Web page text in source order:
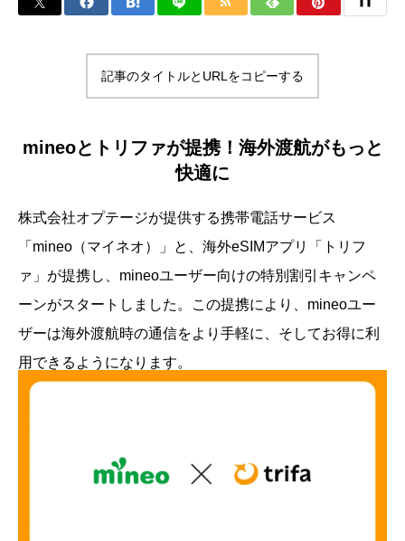
記事のタイトルとURLをコピーする
mineoとトリファが提携！海外渡航がもっと
快適に
株式会社オプテージが提供する携帯電話サービス
「mineo（マイネオ）」と、海外eSIMアプリ「トリフ
ァ」が提携し、mineoユーザー向けの特別割引キャンペ
ーンがスタートしました。この提携により、mineoユー
ザーは海外渡航時の通信をより手軽に、そしてお得に利
用できるようになります。